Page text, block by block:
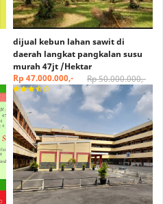
dijual kebun lahan sawit di
daerah langkat pangkalan susu
murah 47jt /Hektar
Rp 50.000.000,-
Rp 47.000.000,-